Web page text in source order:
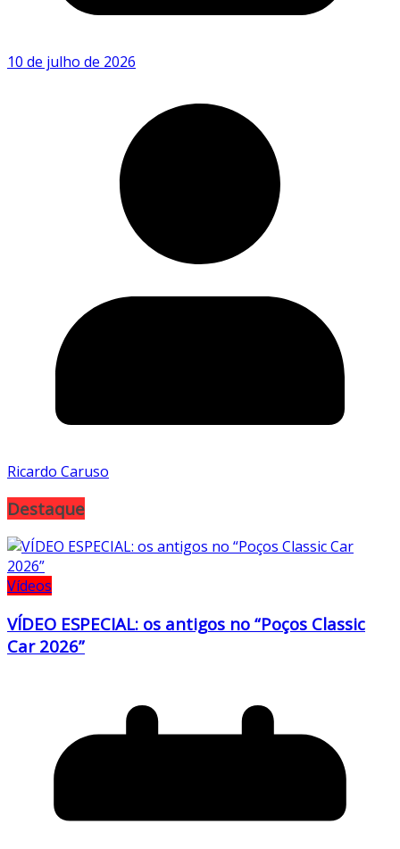
10 de julho de 2026
Ricardo Caruso
Destaque
Vídeos
VÍDEO ESPECIAL: os antigos no “Poços Classic
Car 2026”